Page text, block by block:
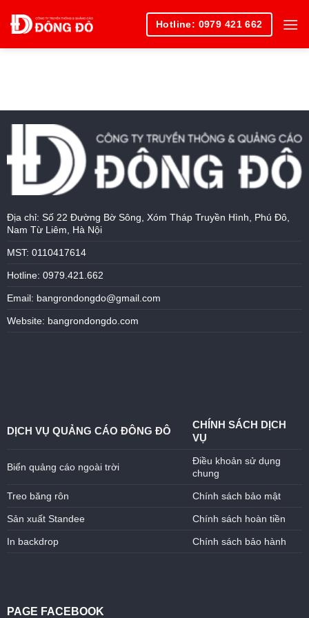
Hotline: 0979 421 662
Địa chỉ: Số 22 Đường Bờ Sông, Xóm Tháp Truyền Hình, Phú Đô,
Nam Từ Liêm, Hà Nội
MST: 0110417614
Hotline: 0979.421.662
Email: bangrondongdo@gmail.com
Website: bangrondongdo.com
DỊCH VỤ QUẢNG CÁO ĐÔNG ĐÔ
CHÍNH SÁCH DỊCH
VỤ
Biển quảng cáo ngoài trời
Điều khoản sử dụng
chung
Treo băng rôn Chính sách bảo mật
Sản xuất Standee Chính sách hoàn tiền
In backdrop Chính sách bảo hành
PAGE FACEBOOK